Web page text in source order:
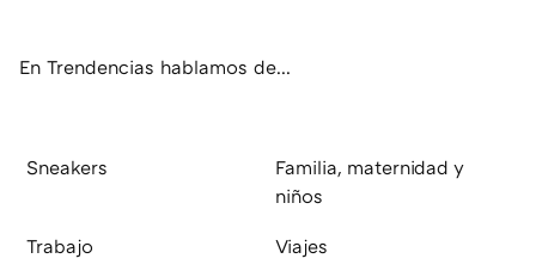
En Trendencias hablamos de...
Sneakers
Familia, maternidad y
niños
Trabajo Viajes